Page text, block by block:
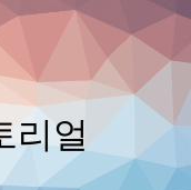
리얼